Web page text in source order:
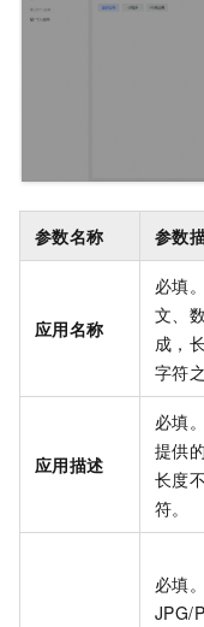
参数名称 参数
应用名称
必填
文、
成，
字符之
应用描述
必填
提供
长度
符。
必填
JPG/